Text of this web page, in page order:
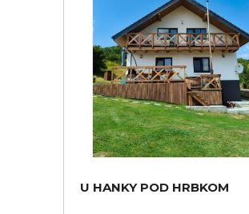
U HANKY POD HRBKOM